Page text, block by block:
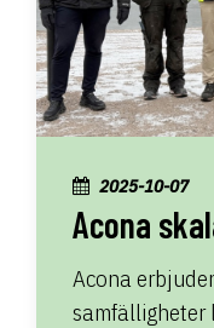
2025-10-07
Acona
Acona
samfälligheter